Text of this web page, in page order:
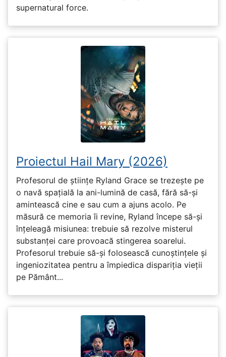
supernatural force.
Proiectul Hail Mary (2026)
Profesorul de științe Ryland Grace se trezește pe
o navă spațială la ani-lumină de casă, fără să-și
amintească cine e sau cum a ajuns acolo. Pe
măsură ce memoria îi revine, Ryland începe să-și
înțeleagă misiunea: trebuie să rezolve misterul
substanței care provoacă stingerea soarelui.
Profesorul trebuie să-și folosească cunoștințele și
ingeniozitatea pentru a împiedica dispariția vieții
pe Pământ...